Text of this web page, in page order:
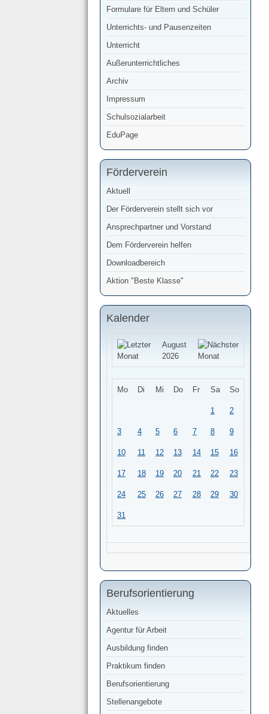
Formulare für Eltern und Schüler
Unterrichts- und Pausenzeiten
Unterricht
Außerunterrichtliches
Archiv
Impressum
Schulsozialarbeit
EduPage
Förderverein
Aktuell
Der Förderverein stellt sich vor
Ansprechpartner und Vorstand
Dem Förderverein helfen
Downloadbereich
Aktion "Beste Klasse"
Kalender
August
2026
Mo Di Mi Do Fr Sa So
1 2
3 4 5 6 7 8 9
10 11 12 13 14 15 16
17 18 19 20 21 22 23
24 25 26 27 28 29 30
31
Berufsorientierung
Aktuelles
Agentur für Arbeit
Ausbildung finden
Praktikum finden
Berufsorientierung
Stellenangebote